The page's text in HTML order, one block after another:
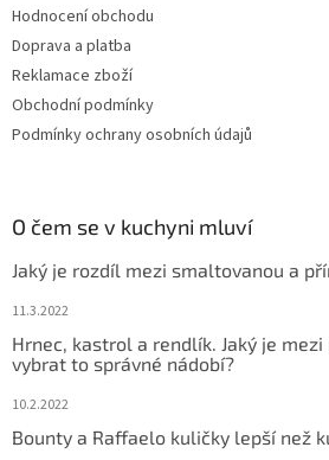
Hodnocení obchodu
Doprava a platba
Reklamace zboží
Obchodní podmínky
Podmínky ochrany osobních údajů
O čem se v kuchyni mluví
Jaký je rozdíl mezi smaltovanou a
11.3.2022
Hrnec, kastrol a rendlík. Jaký je
vybrat to správné nádobí?
10.2.2022
Bounty a Raffaelo kuličky lepší než